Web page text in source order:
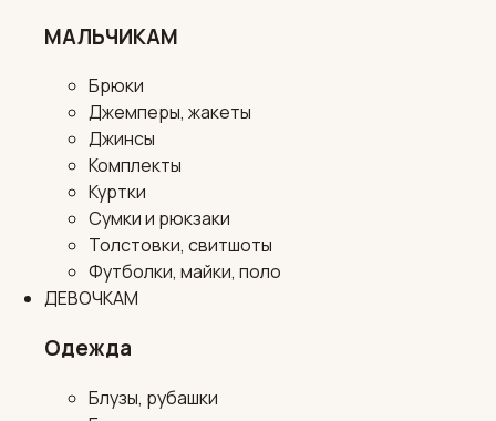
МАЛЬЧИКАМ
Брюки
Джемперы, жакеты
Джинсы
Комплекты
Куртки
Сумки и рюкзаки
Толстовки, свитшоты
Футболки, майки, поло
ДЕВОЧКАМ
Одежда
Блузы, рубашки